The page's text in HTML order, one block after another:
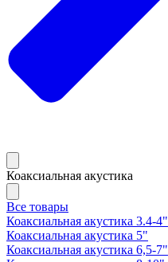
Коаксиальная акустика
Все товары
Коаксиальная акустика 3.4-4"
Коаксиальная акустика 5"
Коаксиальная акустика 6,5-7"